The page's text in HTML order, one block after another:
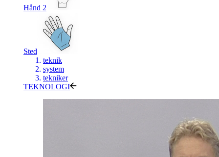
Hånd 2
Sted
teknik
system
tekniker
TEKNOLOGI